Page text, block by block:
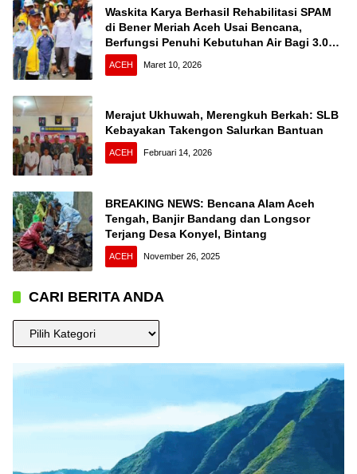
Waskita Karya Berhasil Rehabilitasi SPAM
di Bener Meriah Aceh Usai Bencana,
Berfungsi Penuhi Kebutuhan Air Bagi 3.000
KK
ACEH Maret 10, 2026
Merajut Ukhuwah, Merengkuh Berkah: SLB
Kebayakan Takengon Salurkan Bantuan
ACEH Februari 14, 2026
BREAKING NEWS: Bencana Alam Aceh
Tengah, Banjir Bandang dan Longsor
Terjang Desa Konyel, Bintang
ACEH November 26, 2025
CARI BERITA ANDA
CARI
BERITA